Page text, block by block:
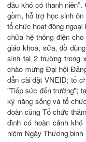
đâu khó có thanh
gồm, hỗ trợ học sinh
tổ chức hoạt động
chữa hệ thống điện
giáo khoa, sữa, đồ
sinh tại 2 trường trong
chào mừng Đại hội
dẫn cài đặt VNEID; tổ
"Tiếp sức đến trường";
kỹ năng sống và tổ
đoàn cũng Tổ chức
đình có hoàn cảnh
niệm Ngày Thương binh